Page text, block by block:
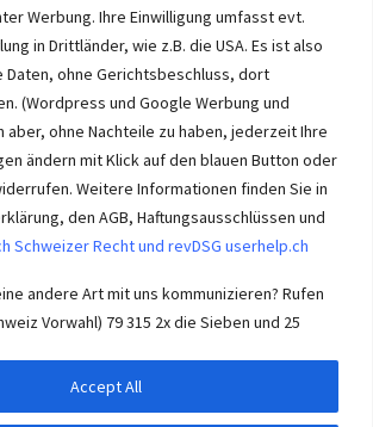
Werbung. Ihre Einwilligung umfasst evt.
in Drittländer, wie z.B. die USA. Es ist also
Daten, ohne Gerichtsbeschluss, dort
(Wordpress und Google Werbung und
aber, ohne Nachteile zu haben, jederzeit Ihre
ändern mit Klick auf den blauen Button oder
Weitere Informationen finden Sie in
den AGB, Haftungsausschlüssen und
Schweizer Recht und revDSG userhelp.ch
andere Art mit uns kommunizieren? Rufen
Vorwahl) 79 315 2x die Sieben und 25
Accept All
-immo-chWasseramt.ch Impressum
Impressum userhelp.ch Biberist
SO– Alle Rechte vorbehalten